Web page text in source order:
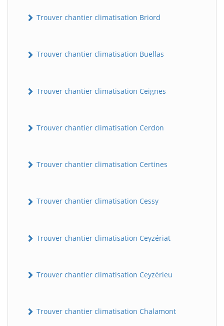
Trouver chantier climatisation Briord
Trouver chantier climatisation Buellas
Trouver chantier climatisation Ceignes
Trouver chantier climatisation Cerdon
Trouver chantier climatisation Certines
Trouver chantier climatisation Cessy
Trouver chantier climatisation Ceyzériat
Trouver chantier climatisation Ceyzérieu
Trouver chantier climatisation Chalamont